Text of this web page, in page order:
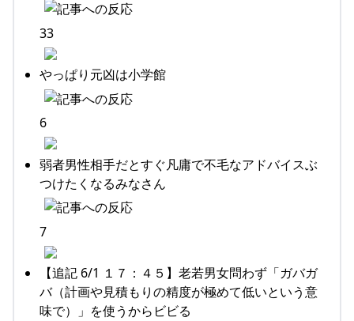
33
やっぱり元凶は小学館
6
弱者男性相手だとすぐ凡庸で不毛なアドバイスぶ
つけたくなるみなさん
7
【追記 6/1 １７：４５】老若男女問わず「ガバガ
バ（計画や見積もりの精度が極めて低いという意
味で）」を使うからビビる